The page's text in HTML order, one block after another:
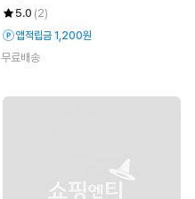
5.0 (2)
앱적립금 1,200원
무료배송